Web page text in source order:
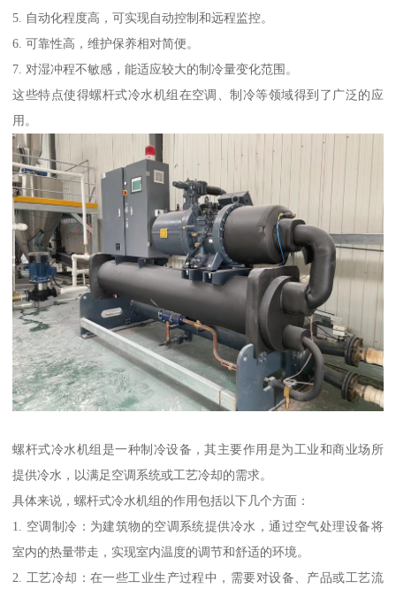
5. 自动化程度高，可实现自动控制和远程监控。
6. 可靠性高，维护保养相对简便。
7. 对湿冲程不敏感，能适应较大的制冷量变化范围。
这些特点使得螺杆式冷水机组在空调、制冷等领域得到了广泛的应
用。
螺杆式冷水机组是一种制冷设备，其主要作用是为工业和商业场所
提供冷水，以满足空调系统或工艺冷却的需求。
具体来说，螺杆式冷水机组的作用包括以下几个方面：
1. 空调制冷：为建筑物的空调系统提供冷水，通过空气处理设备将
室内的热量带走，实现室内温度的调节和舒适的环境。
2. 工艺冷却：在一些工业生产过程中，需要对设备、产品或工艺流